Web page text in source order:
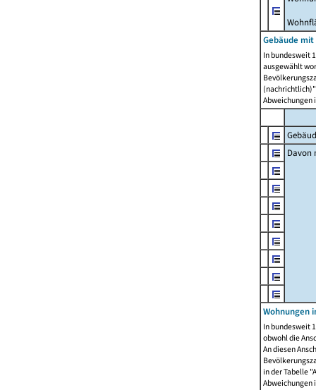
Gebäude
In bundesweit
ausgewählt
Abweichungen
Davon
Wohnungen
In bundesweit
obwohl die
An diesen
in der Tabelle
Abweichungen